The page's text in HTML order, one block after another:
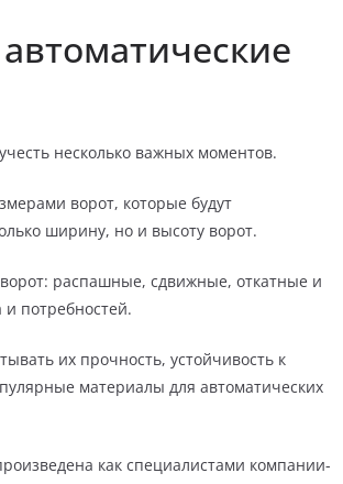
несколько важных моментов.
ворот, которые будут
ширину, но и высоту ворот.
распашные, сдвижные, откатные и
потребностей.
их прочность, устойчивость к
материалы для автоматических
как специалистами компании-